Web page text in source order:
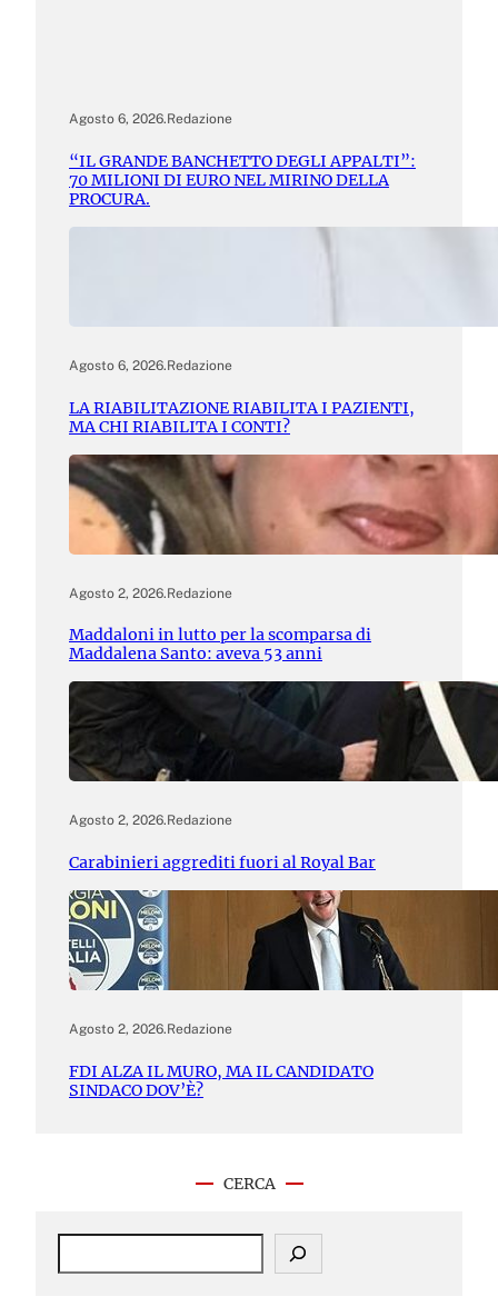
Agosto 6, 2026.Redazione
“IL GRANDE BANCHETTO DEGLI APPALTI”:
70 MILIONI DI EURO NEL MIRINO DELLA
PROCURA.
Agosto 6, 2026.Redazione
LA RIABILITAZIONE RIABILITA I PAZIENTI,
MA CHI RIABILITA I CONTI?
Agosto 2, 2026.Redazione
Maddaloni in lutto per la scomparsa di
Maddalena Santo: aveva 53 anni
Agosto 2, 2026.Redazione
Carabinieri aggrediti fuori al Royal Bar
Agosto 2, 2026.Redazione
FDI ALZA IL MURO, MA IL CANDIDATO
SINDACO DOV’È?
CERCA
S